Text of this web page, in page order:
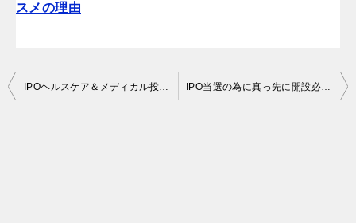
スメの理由
投
IPOヘルスケア＆メディカル投資法人(3455)いよいよ明日(3/11)抽選発表。当選報告が多いでしょう。 IPO当選の為に真っ先に開設必要。SMBC日興証券 ＩＰＯルール 当選状況・抽選配分・資金拘束など